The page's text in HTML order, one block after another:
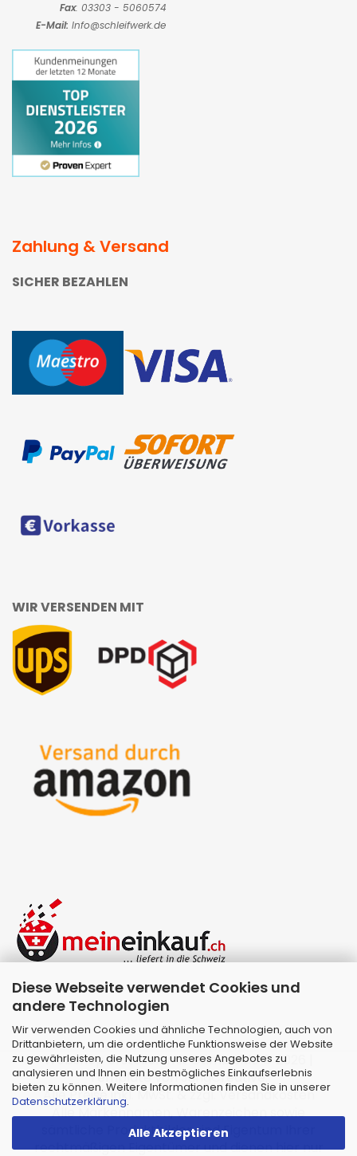
Diese Webseite verwendet Cookies und
andere Technologien
Wir verwenden Cookies und ähnliche Technologien, auch von
Drittanbietern, um die ordentliche Funktionsweise der Website
zu gewährleisten, die Nutzung unseres Angebotes zu
analysieren und Ihnen ein bestmögliches Einkaufserlebnis
bieten zu können. Weitere Informationen finden Sie in unserer
Datenschutzerklärung.
Alle Akzeptieren
Fax: 03303 - 5060574
E-Mail: Info@schleifwerk.de
Zahlung & Versand
SICHER BEZAHLEN
WIR VERSENDEN MIT
Webshop erstellenmit Gambio.de © 2026 |
Template vonJungCreative.
Alle Preise inkl. MwSt. & zzgl. Versandkosten
Alle Markennamen, Warenzeichen sowie
sämtliche Produktbilder sind Eigentum Ihrer
rechtmäßigen Eigentümer und dienen hier nur